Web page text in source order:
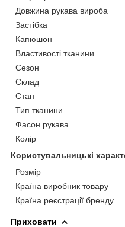
Довжина рукава вироба
Застібка
Капюшон
Властивості тканини
Сезон
Склад
Стан
Тип тканини
Фасон рукава
Колір
Користувальницькі
Розмір
Країна виробник товару
Країна реєстрації бренду
Приховати